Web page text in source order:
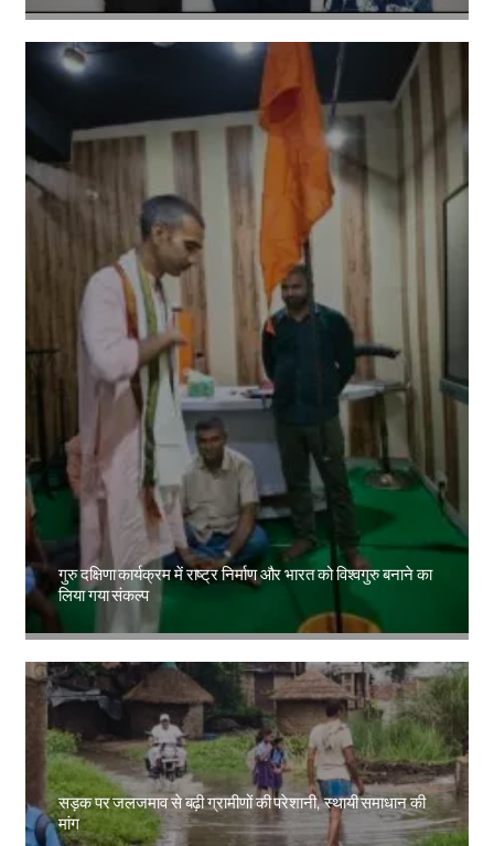
Amit Lekh
गुरु दक्षिणा कार्यक्रम में राष्ट्र निर्माण और भारत को विश्वगुरु बनाने का
लिया गया संकल्प
सड़क पर जलजमाव से बढ़ी ग्रामीणों की परेशानी, स्थायी समाधान की
मांग